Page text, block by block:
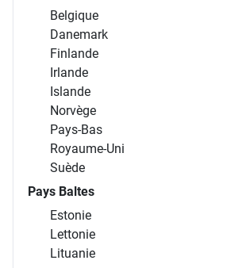
Belgique
Danemark
Finlande
Irlande
Islande
Norvège
Pays-Bas
Royaume-Uni
Suède
Pays Baltes
Estonie
Lettonie
Lituanie